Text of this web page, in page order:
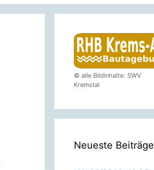
© alle Bildinhalte: SWV
Kremstal
Neueste Beiträge